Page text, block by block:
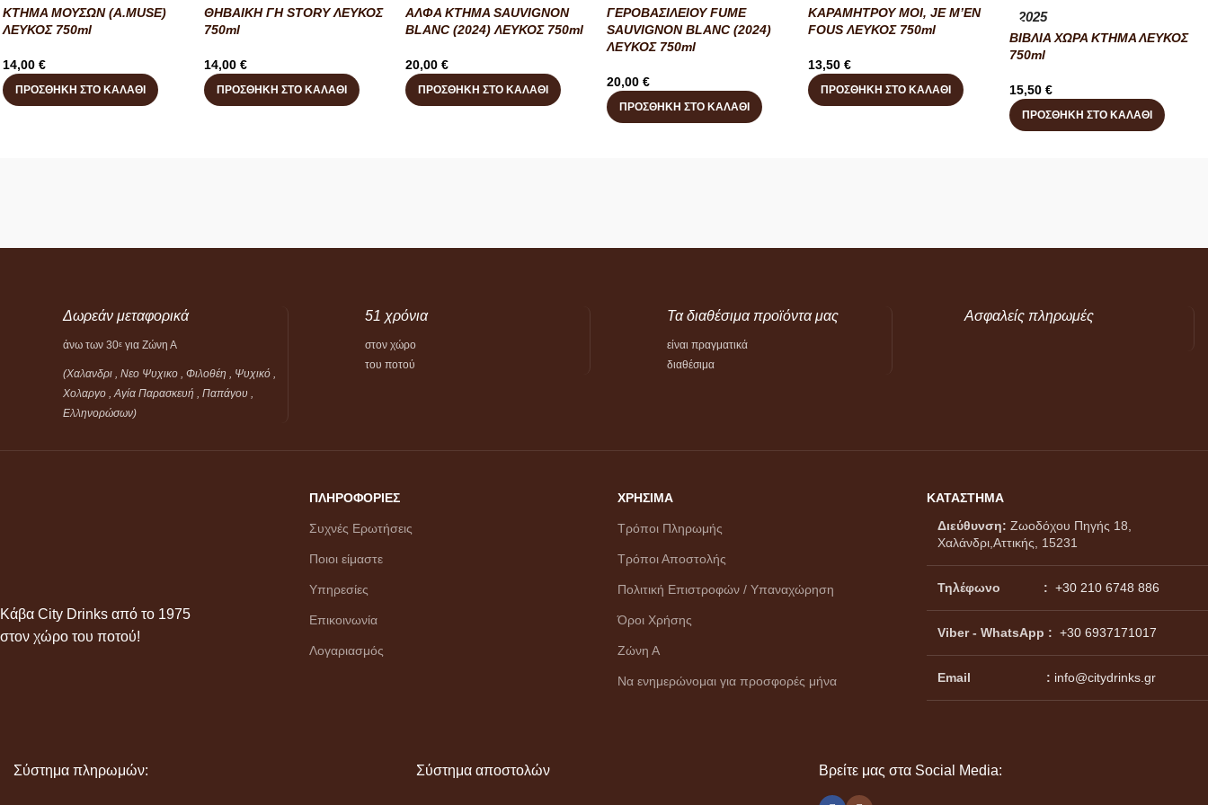
ΚΤΗΜΑ ΜΟΥΣΩΝ (A.MUSE)
ΛΕΥΚΟΣ 750ml
14,00 €
ΠΡΟΣΘΉΚΗ ΣΤΟ ΚΑΛΆΘΙ
ΘΗΒΑΙΚΗ ΓΗ STORY ΛΕΥΚΟΣ
750ml
14,00 €
ΠΡΟΣΘΉΚΗ ΣΤΟ ΚΑΛΆΘΙ
ΑΛΦΑ ΚΤΗΜΑ SAUVIGNON
BLANC (2024) ΛΕΥΚΟΣ 750ml
20,00 €
ΠΡΟΣΘΉΚΗ ΣΤΟ ΚΑΛΆΘΙ
ΓΕΡΟΒΑΣΙΛΕΙΟΥ FUME
SAUVIGNON BLANC (2024)
ΛΕΥΚΟΣ 750ml
20,00 €
ΠΡΟΣΘΉΚΗ ΣΤΟ ΚΑΛΆΘΙ
ΚΑΡΑΜΗΤΡΟΥ MOI, JE M’EN
FOUS ΛΕΥΚΟΣ 750ml
13,50 €
ΠΡΟΣΘΉΚΗ ΣΤΟ ΚΑΛΆΘΙ
2025
ΒΙΒΛΙΑ ΧΩΡΑ ΚΤΗΜΑ ΛΕΥΚΟΣ
750ml
15,50 €
ΠΡΟΣΘΉΚΗ ΣΤΟ ΚΑΛΆΘΙ
Δωρεάν μεταφορικά
άνω των 30ε για Ζώνη Α
(Χαλανδρι , Νεο Ψυχικο , Φιλοθέη , Ψυχικό ,
Χολαργο , Αγία Παρασκευή , Παπάγου ,
Ελληνορώσων)
51 χρόνια
στον χώρο
του ποτού
Τα διαθέσιμα προϊόντα μας
είναι πραγματικά
διαθέσιμα
Ασφαλείς πληρωμές
Κάβα City Drinks από το 1975
στον χώρο του ποτού!
ΠΛΗΡΟΦΟΡΙΕΣ
Συχνές Ερωτήσεις
Ποιοι είμαστε
Υπηρεσίες
Επικοινωνία
Λογαριασμός
ΧΡΗΣΙΜΑ
Τρόποι Πληρωμής
Τρόποι Αποστολής
Πολιτική Επιστροφών / Υπαναχώρηση
Όροι Χρήσης
Ζώνη Α
Να ενημερώνομαι για προσφορές μήνα
ΚΑΤΑΣΤΗΜΑ
Διεύθυνση: Ζωοδόχου Πηγής 18,
Χαλάνδρι,Αττικής, 15231
Τηλέφωνο : +30 210 6748 886
Viber - WhatsApp : +30 6937171017
Email : info@citydrinks.gr
Σύστημα πληρωμών: Σύστημα αποστολών Βρείτε μας στα Social Media: